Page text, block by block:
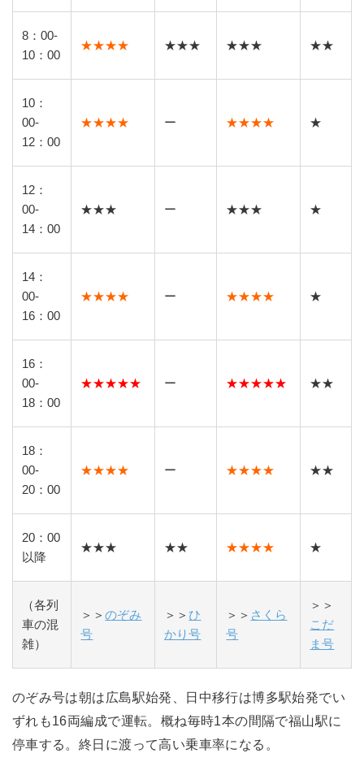
8：00-
10：00
★★★★ ★★★ ★★★ ★★
10：
00-
12：00
★★★★ ー ★★★★ ★
12：
00-
14：00
★★★ ー ★★★ ★
14：
00-
16：00
★★★★ ー ★★★★ ★
16：
00-
18：00
★★★★★ ー ★★★★★ ★★
18：
00-
20：00
★★★★ ー ★★★★ ★★
20：00
以降
★★★ ★★ ★★★★ ★
（各列
車の混
雑）
＞＞のぞみ
号
＞＞ひ
かり号
＞＞ さくら
号
＞＞
こだ
ま号
のぞみ号は朝は広島駅始発、日中移行は博多駅始発でい
ずれも16両編成で運転。概ね毎時1本の間隔で福山駅に
停車する。終日に渡って高い乗車率になる。